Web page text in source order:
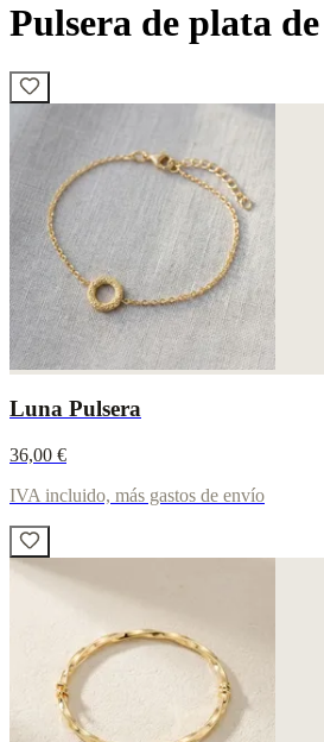
Pulsera de plata
Luna Pulsera
36,00 €
IVA incluido, más gastos de envío